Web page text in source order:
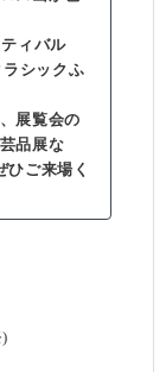
ィバル
シックふ
展覧会の
品展な
ひご来場く